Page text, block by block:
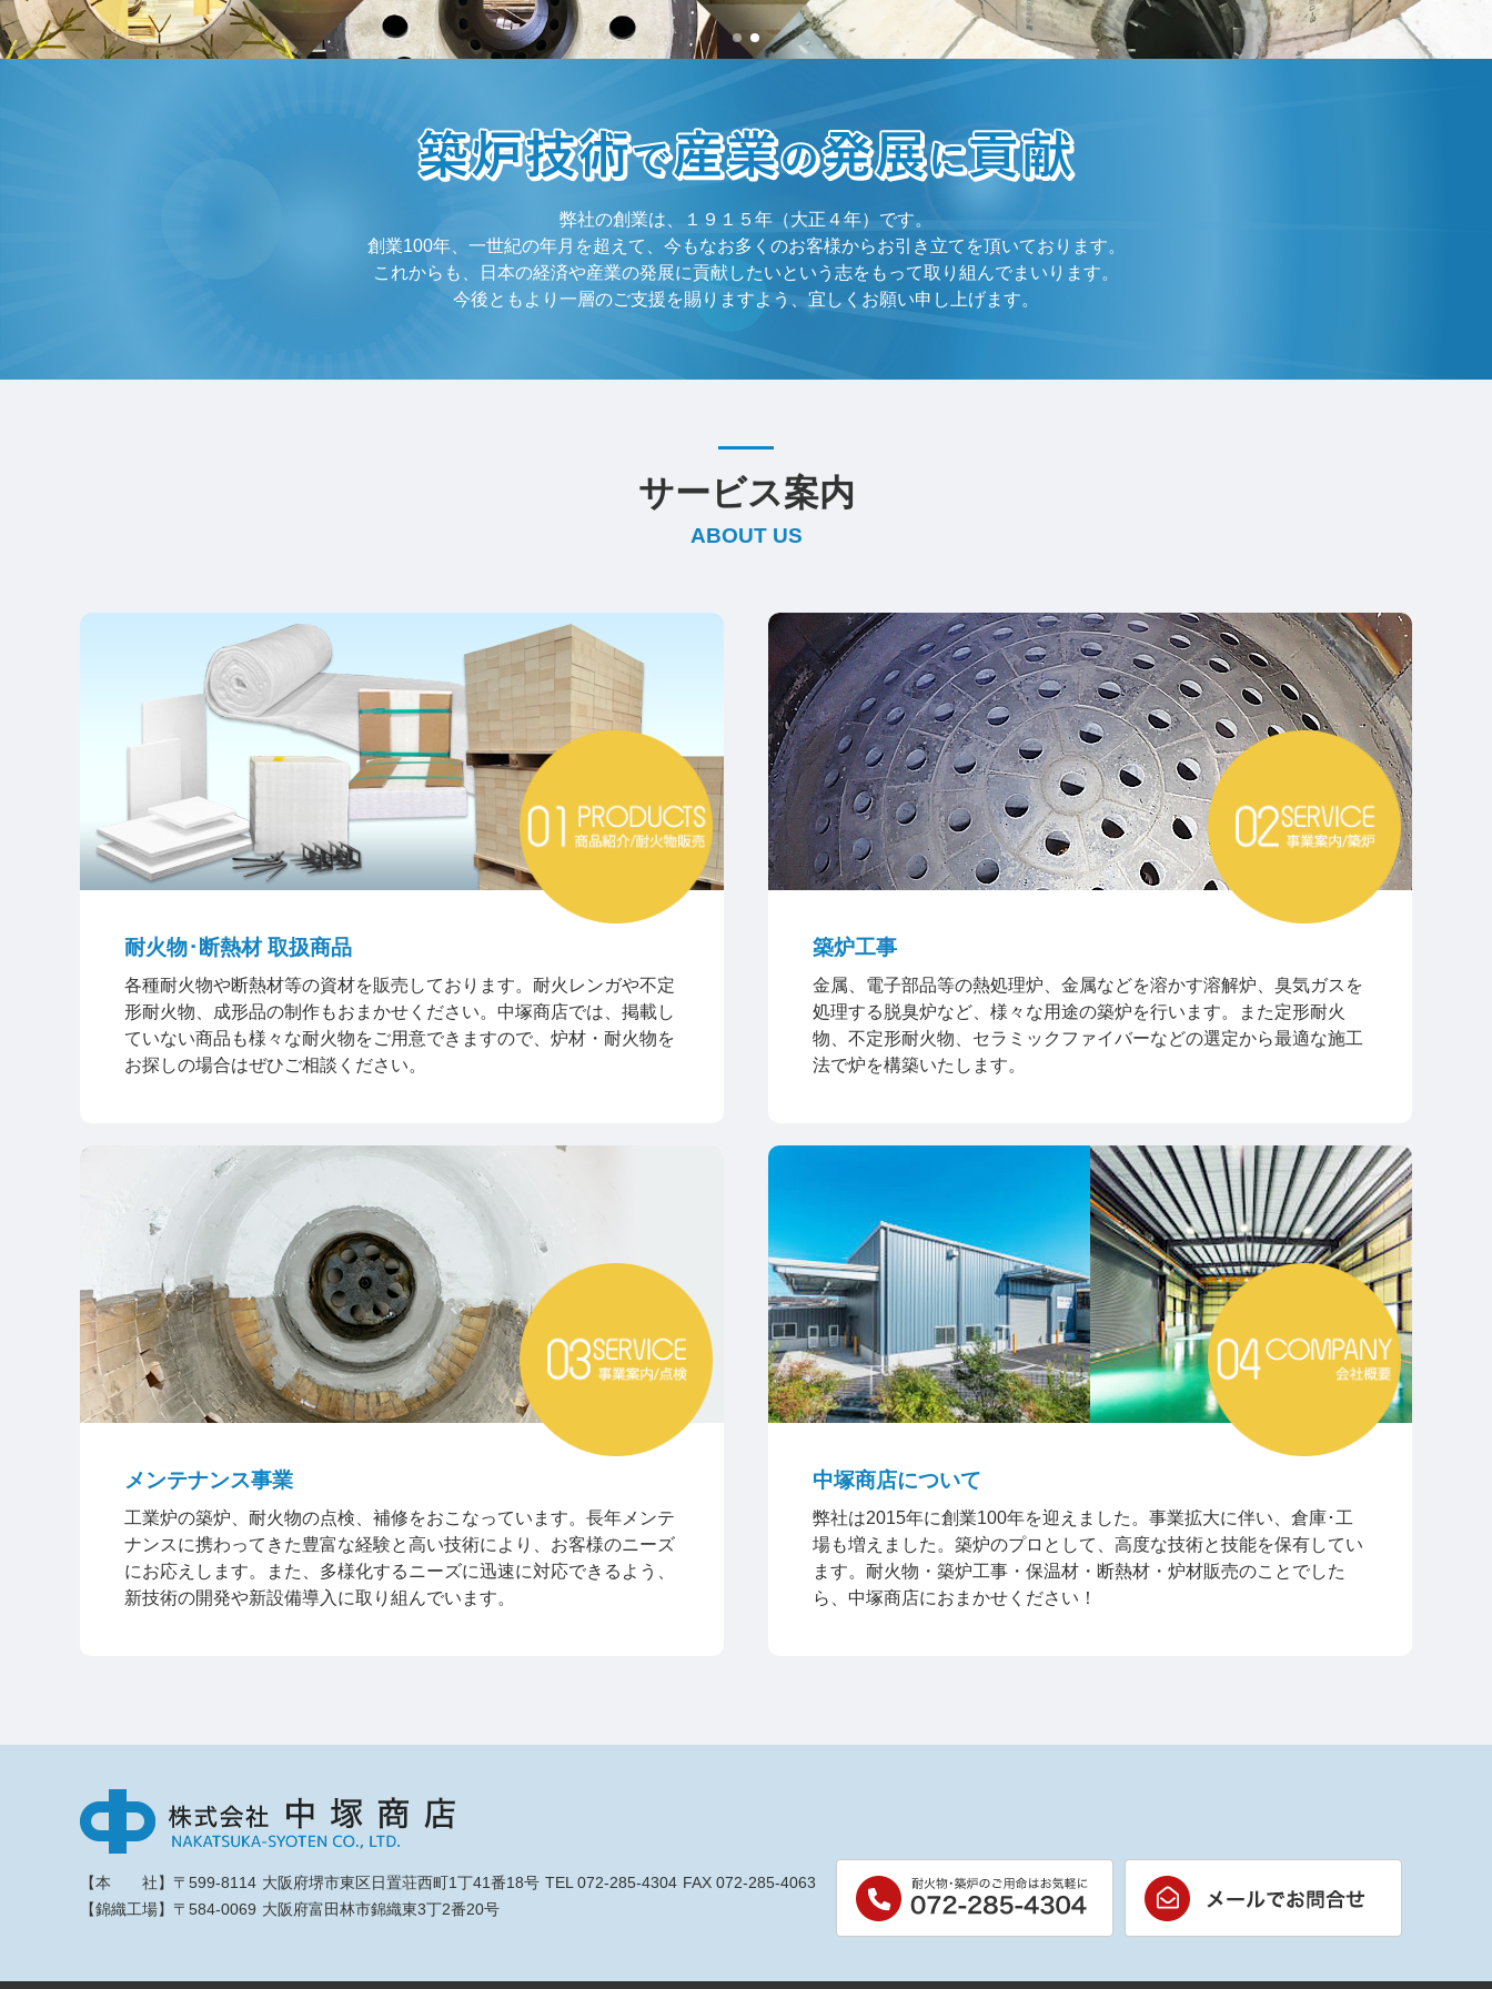
弊社の創業は、１９１５年（大正４年）です。
創業100年、一世紀の年月を超えて、今もなお多くのお客様からお引き立てを頂いております。
これからも、日本の経済や産業の発展に貢献したいという志をもって取り組んでまいります。
今後ともより一層のご支援を賜りますよう、宜しくお願い申し上げます。
サービス案内
ABOUT US
耐火物･断熱材 取扱商品
各種耐火物や断熱材等の資材を販売しております。耐火レンガや不定
形耐火物、成形品の制作もおまかせください。中塚商店では、掲載し
ていない商品も様々な耐火物をご用意できますので、炉材・耐火物を
お探しの場合はぜひご相談ください。
築炉工事
金属、電子部品等の熱処理炉、金属などを溶かす溶解炉、臭気ガスを
処理する脱臭炉など、様々な用途の築炉を行います。また定形耐火
物、不定形耐火物、セラミックファイバーなどの選定から最適な施工
法で炉を構築いたします。
メンテナンス事業
工業炉の築炉、耐火物の点検、補修をおこなっています。長年メンテ
ナンスに携わってきた豊富な経験と高い技術により、お客様のニーズ
にお応えします。また、多様化するニーズに迅速に対応できるよう、
新技術の開発や新設備導入に取り組んでいます。
中塚商店について
弊社は2015年に創業100年を迎えました。事業拡大に伴い、倉庫･工
場も増えました。築炉のプロとして、高度な技術と技能を保有してい
ます。耐火物・築炉工事・保温材・断熱材・炉材販売のことでした
ら、中塚商店におまかせください！
【本 社】 〒599-8114 大阪府堺市東区日置荘西町1丁41番18号 TEL 072-285-4304 FAX 072-285-4063
【錦織工場】 〒584-0069 大阪府富田林市錦織東3丁2番20号